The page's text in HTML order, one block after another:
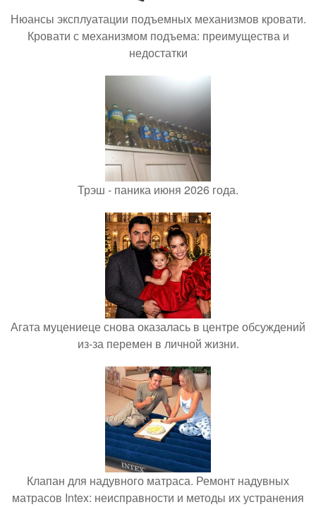
Нюансы эксплуатации подъемных механизмов кровати.
Кровати с механизмом подъема: преимущества и
недостатки
Трэш - паника июня 2026 года.
Агата муцениеце снова оказалась в центре обсуждений
из-за перемен в личной жизни.
Клапан для надувного матраса. Ремонт надувных
матрасов Intex: неисправности и методы их устранения